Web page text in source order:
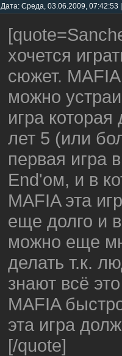
Дата: Среда, 03.06.2009,
хочется
сюжет.
можно
игра
лет 5 (или
первая игра
End'ом, и в
MAFIA эта
еще долго и
можно еще
делать т.к.
знают всё
MAFIA
эта игра
[/quote]